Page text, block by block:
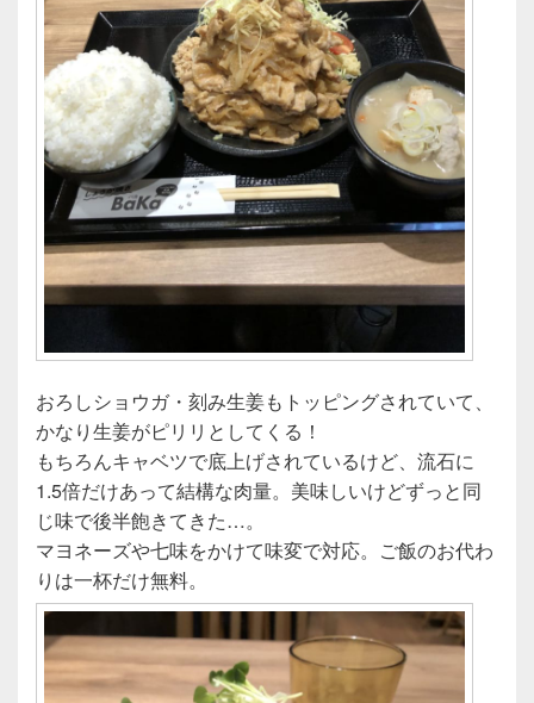
おろしショウガ・刻み生姜もトッピングされていて、
かなり生姜がピリリとしてくる！
もちろんキャベツで底上げされているけど、流石に
1.5倍だけあって結構な肉量。美味しいけどずっと同
じ味で後半飽きてきた…。
マヨネーズや七味をかけて味変で対応。ご飯のお代わ
りは一杯だけ無料。